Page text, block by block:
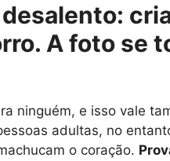
A foto se
ninguém, e isso vale
adultas, no
o coração.